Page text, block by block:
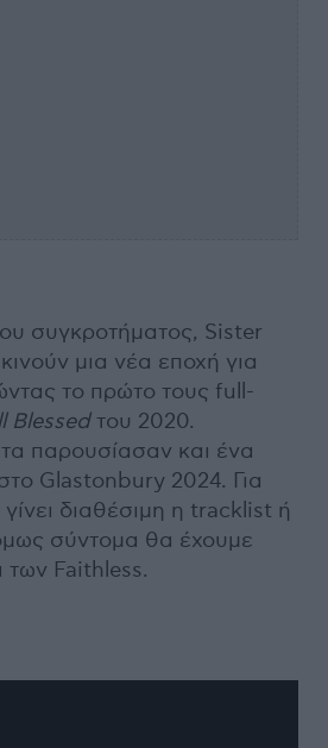
συγκροτήματος, Sister
μια νέα εποχή για
το πρώτο τους full-
Blessedτου 2020.
παρουσίασαν και ένα
Glastonbury 2024. Για
διαθέσιμη η tracklist ή
σύντομα θα έχουμε
των Faithless.